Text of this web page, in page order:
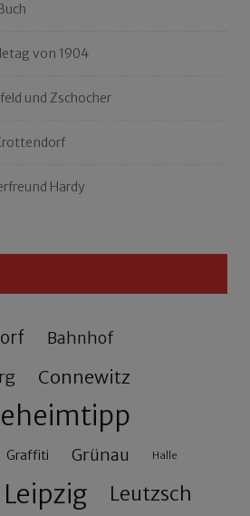
von 1904
und Zschocher
Hardy
Bahnhof
Connewitz
Graffiti Grünau Halle
Leipzig Leutzsch